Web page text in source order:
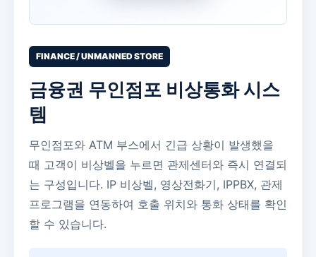
FINANCE / UNMANNED STORE
금융권 무인점포 비상통화 시스
템
무인점포와 ATM 부스에서 긴급 상황이 발생했을
때 고객이 비상벨을 누르면 관제센터와 즉시 연결되
는 구성입니다. IP 비상벨, 영상전화기, IPPBX, 관제
프로그램을 연동하여 호출 위치와 통화 상태를 확인
할 수 있습니다.